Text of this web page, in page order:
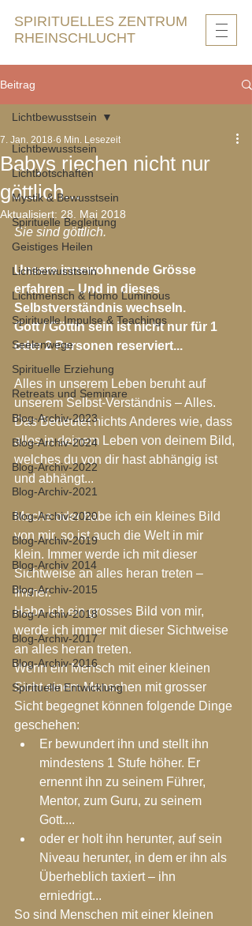
SPIRITUELLES ZENTRUM
RHEINSCHLUCHT
Beitrag
Lichtbewusstsein
Lichtbotschaften
Mystik & Bewusstsein
Spirituelle Begleitung
Geistiges Heilen
Lichtbewusstsein
Lichtmensch & Homo Luminous
Spirituelle Impulse & Teachings
Seelenwege
Spirituelle Erziehung
Retreats und Seminare
Blog-Archiv-2023
Blog-Archiv-2024
Blog-Archiv-2022
Blog-Archiv-2021
Blog-Archiv-2020
Blog-Archiv-2019
Blog-Archiv 2014
Blog-Archiv-2015
Blog-Archiv-2018
Blog-Archiv-2017
Blog-Archiv-2016
Spirituelle Entwicklung
Lichtbewusstsein
Babys riechen nicht nur
göttlich...
7. Jan. 2018 6 Min. Lesezeit
Aktualisiert: 28. Mai 2018
Sie sind göttlich.
Unsere innewohnende Grösse
erfahren – Und in dieses
Selbstverständnis wechseln.
Gott / Göttin sein ist nicht nur für 1
oder 2 Personen reserviert...
Alles in unserem Leben beruht auf
unserem Selbst-Verständnis – Alles.
Das Bedeutet nichts Anderes wie, dass
alles in deinem Leben von deinem Bild,
welches du von dir hast abhängig ist
und abhängt...
Mache oder habe ich ein kleines Bild
von mir, so ist auch die Welt in mir
klein. Immer werde ich mit dieser
Sichtweise an alles heran treten –
Immer.
Habe ich ein grosses Bild von mir,
werde ich immer mit dieser Sichtweise
an alles heran treten.
Wenn ein Mensch mit einer kleinen
Sicht einem Menschen mit grosser
Sicht begegnet können folgende Dinge
geschehen:
Er bewundert ihn und stellt ihn
mindestens 1 Stufe höher. Er
ernennt ihn zu seinem Führer,
Mentor, zum Guru, zu seinem
Gott....
oder er holt ihn herunter, auf sein
Niveau herunter, in dem er ihn als
Überheblich taxiert – ihn
erniedrigt...
So sind Menschen mit einer kleinen